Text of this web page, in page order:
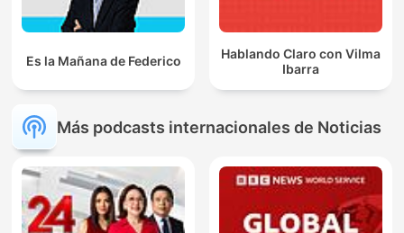
Es la Mañana de Federico
Hablando Claro con Vilma
Ibarra
Más podcasts internacionales de Noticias